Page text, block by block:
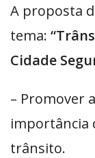
A proposta
tema:
Cidade
– Promover
importância
trânsito.